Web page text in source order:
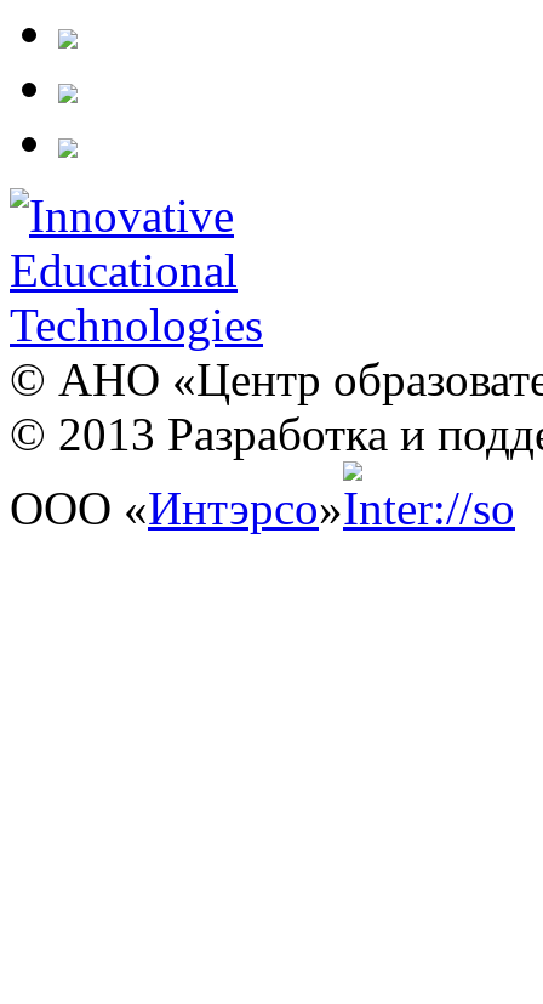
© АНО «Центр
© 2013 Разработка и
ООО «Интэрсо»